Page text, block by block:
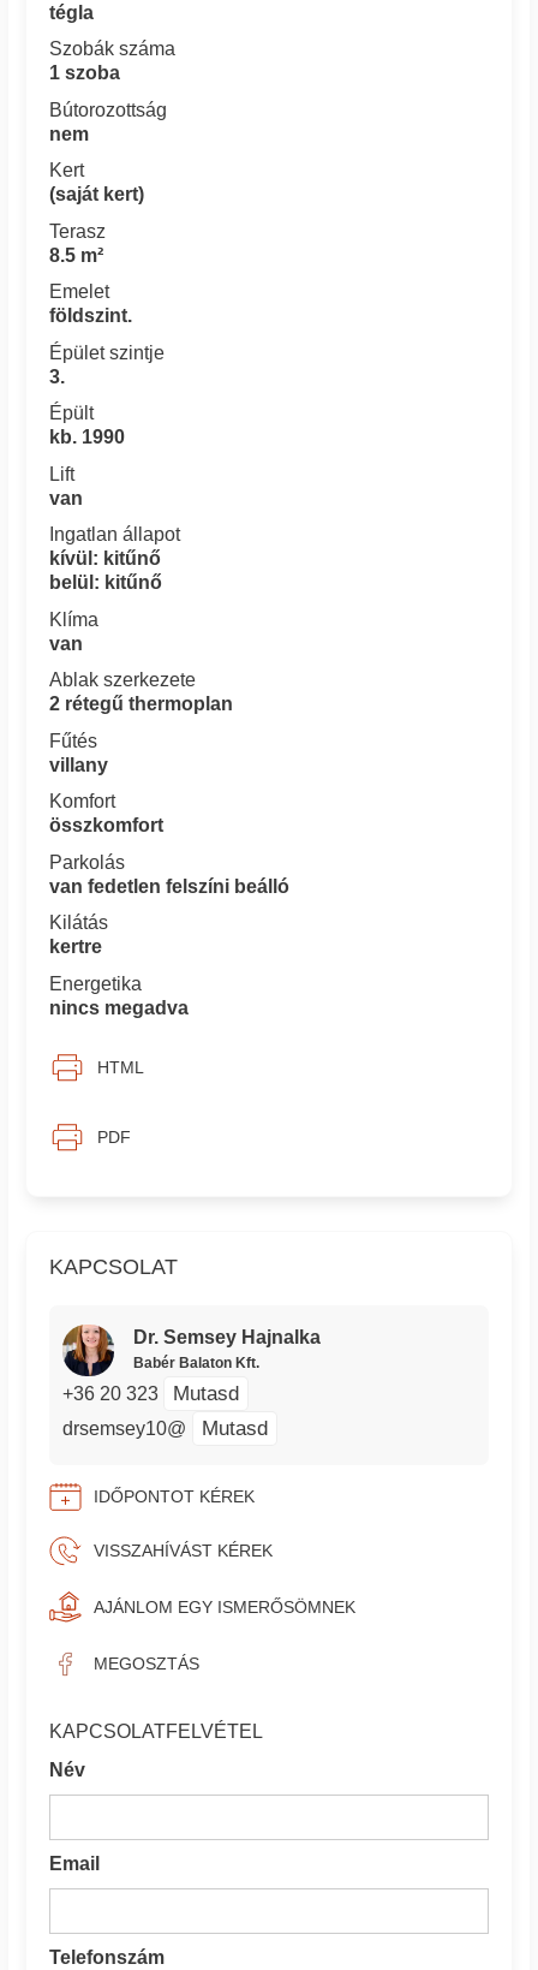
KAPCSOLAT
Dr. Semsey Hajnalka
Babér Balaton Kft.
+36 20 323 Mutasd
drsemsey10@ Mutasd
IDŐPONTOT KÉREK
VISSZAHÍVÁST KÉREK
AJÁNLOM EGY ISMERŐSÖMNEK
MEGOSZTÁS
KAPCSOLATFELVÉTEL
Név
Email
Telefonszám
tégla
Szobák száma
1 szoba
Bútorozottság
nem
Kert
(saját kert)
Terasz
8.5 m²
Emelet
földszint.
Épület szintje
3.
Épült
kb. 1990
Lift
van
Ingatlan állapot
kívül: kitűnő
belül: kitűnő
Klíma
van
Ablak szerkezete
2 rétegű thermoplan
Fűtés
villany
Komfort
összkomfort
Parkolás
van fedetlen felszíni beálló
Kilátás
kertre
Energetika
nincs megadva
HTML
PDF